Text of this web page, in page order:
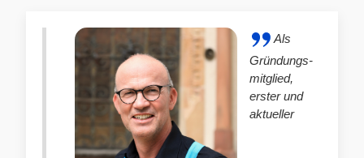
Als
Gründungs-
mitglied,
erster und
aktueller